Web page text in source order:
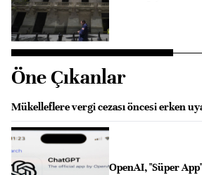
Öne Çıkanlar
Mükelleflere vergi cezası öncesi erken
OpenAI, "Süper